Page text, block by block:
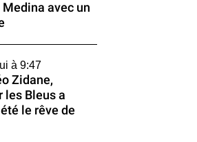
Medina avec un
à 9:47
Zidane,
les Bleus a
le rêve de